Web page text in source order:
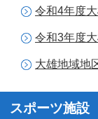
令和4年度
令和3年度
大雄地域地
スポーツ施設